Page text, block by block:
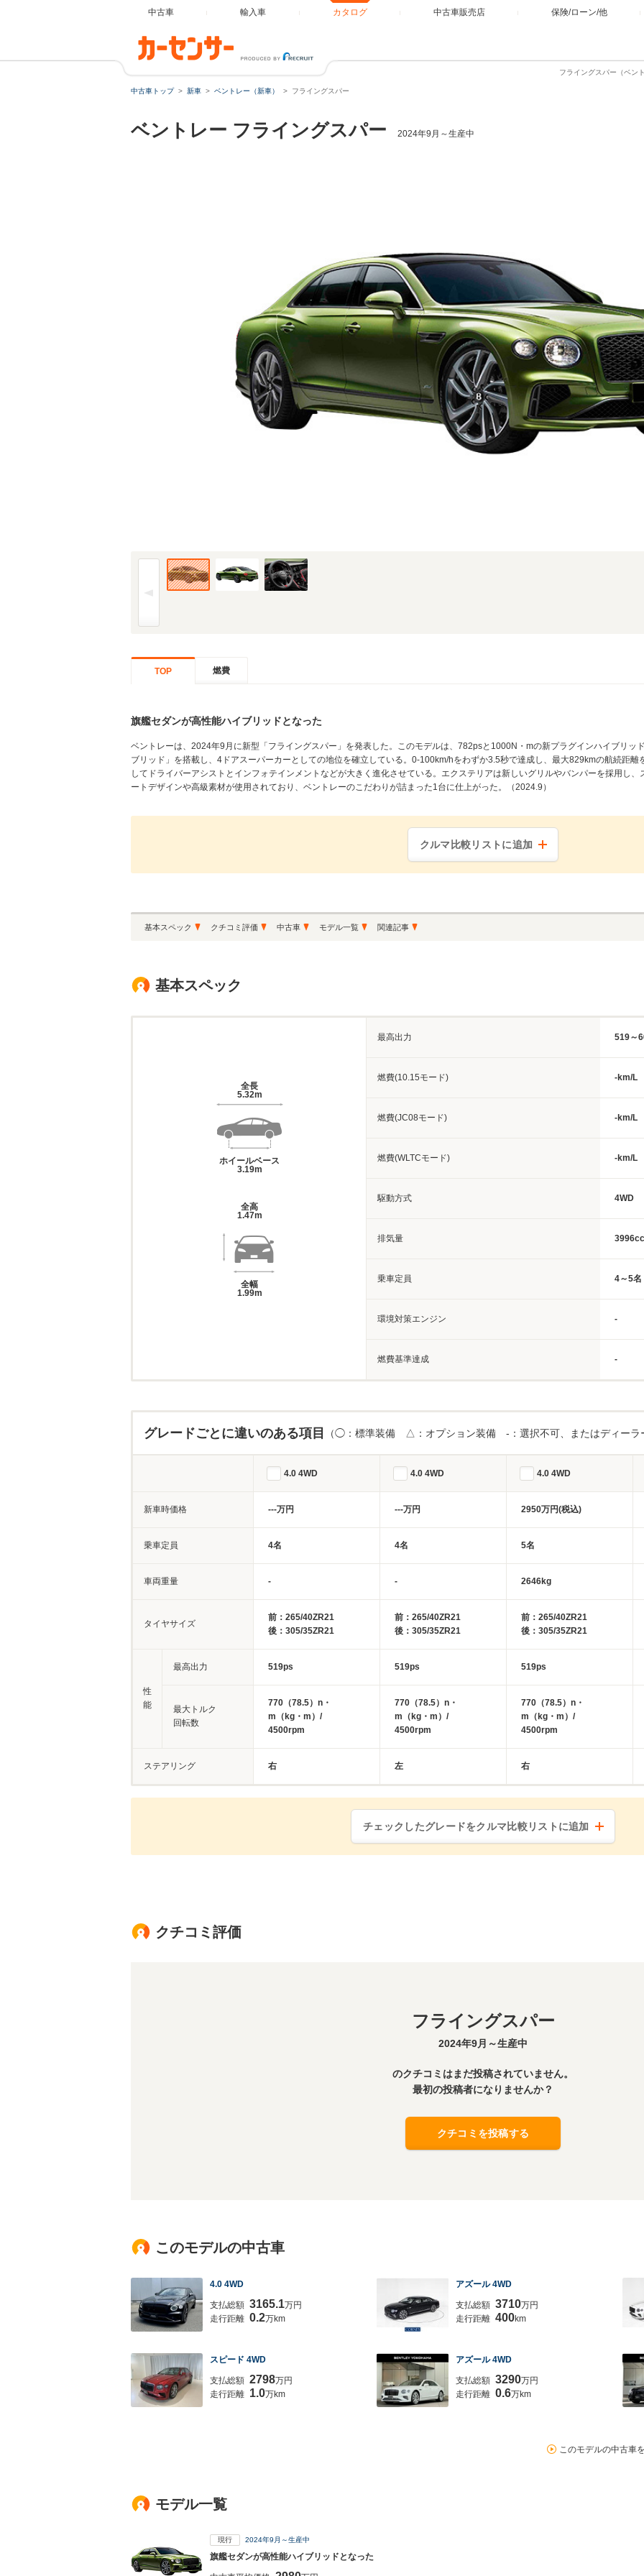
中古車 輸入車 カタログ 中古車販売店 保険/ローン/他
フライングスパー（ベン
中古車トップ 新車 ベントレー（新車） フライングスパー
ベントレー フライングスパー 2024年9月～生産中
24年(R6)9月、FMC時のフロント。写真は海外仕様の為、一部異なる場合があります (1/3枚)
TOP 燃費
旗艦セダンが高性能ハイブリッドとなった
ベントレーは、2024年9月に新型「フライングスパー」を発表した。このモデルは、782psと1000N・mの新プラグインハイブリッ
ブリッド」を搭載し、4ドアスーパーカーとしての地位を確立している。0-100km/hをわずか3.5秒で達成し、最大829kmの航続距離
してドライバーアシストとインフォテインメントなどが大きく進化させている。エクステリアは新しいグリルやバンパーを採用し
ートデザインや高級素材が使用されており、ベントレーのこだわりが詰まった1台に仕上がった。（2024.9）
クルマ比較リストに追加
基本スペック クチコミ評価 中古車 モデル一覧 関連記事
基本スペック
全長
5.32m
ホイールベース
3.19m
全高
1.47m
全幅
1.99m
最高出力 519～
燃費(10.15モード) -km/L
燃費(JC08モード) -km/L
燃費(WLTCモード) -km/L
駆動方式 4WD
排気量 3996cc
乗車定員 4～5名
環境対策エンジン -
燃費基準達成 -
グレードごとに違いのある項目 （◯：標準装備 △：オプション装備 -：選択不可、またはディーラ
新車時価格
乗車定員
車両重量
タイヤサイズ
性
能
最高出力
最大トルク
回転数
ステアリング
4.0 4WD 4.0 4WD 4.0 4WD
---万円 ---万円 2950万円(税込)
4名 4名 5名
- - 2646kg
前：265/40ZR21
後：305/35ZR21
前：265/40ZR21
後：305/35ZR21
前：265/40ZR21
後：305/35ZR21
519ps 519ps 519ps
770（78.5）n・
m（kg・m）/
4500rpm
770（78.5）n・
m（kg・m）/
4500rpm
770（78.5）n・
m（kg・m）/
4500rpm
右 左 右
チェックしたグレードをクルマ比較リストに追加
クチコミ評価
フライングスパー
2024年9月～生産中
のクチコミはまだ投稿されていません。
最初の投稿者になりませんか？
クチコミを投稿する
このモデルの中古車
4.0 4WD
支払総額 3165.1万円
走行距離 0.2万km
アズール 4WD
支払総額 3710万円
走行距離 400km
スピード 4WD
支払総額 2798万円
走行距離 1.0万km
アズール 4WD
支払総額 3290万円
走行距離 0.6万km
このモデルの中古車
モデル一覧
現行 2024年9月～生産中
旗艦セダンが高性能ハイブリッドとなった